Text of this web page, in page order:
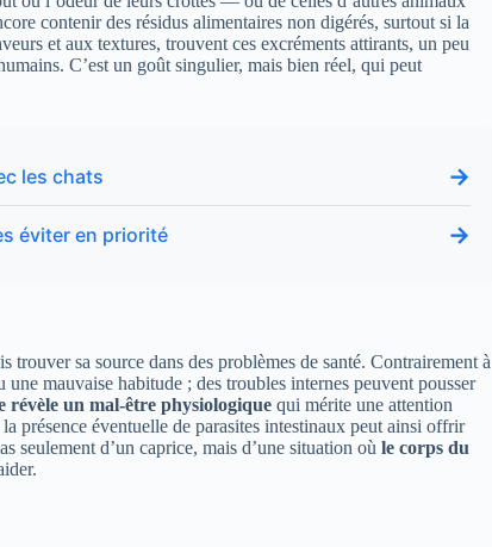
contenir des résidus alimentaires non digérés, surtout si la
et aux textures, trouvent ces excréments attirants, un peu
C’est un goût singulier, mais bien réel, qui peut
les chats →
éviter en priorité →
sa source dans des problèmes de santé. Contrairement à
mauvaise habitude ; des troubles internes peuvent pousser
révèle un mal-être physiologique qui mérite une attention
présence éventuelle de parasites intestinaux peut ainsi offrir
seulement d’un caprice, mais d’une situation où le corps du